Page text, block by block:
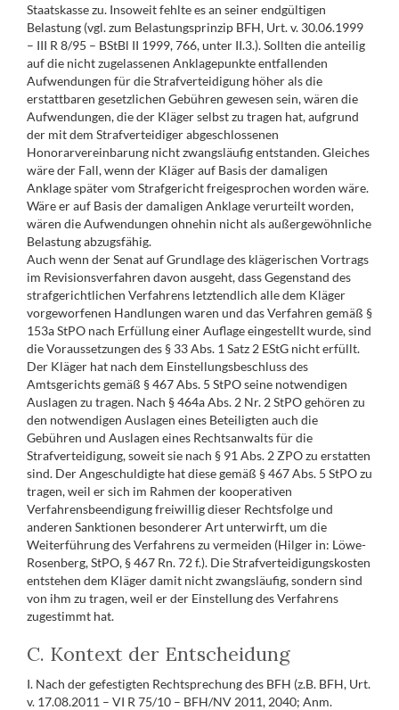
Staatskasse zu. Insoweit fehlte es an seiner endgültigen
Belastung (vgl. zum Belastungsprinzip BFH, Urt. v. 30.06.1999
– III R 8/95 – BStBl II 1999, 766, unter II.3.). Sollten die anteilig
auf die nicht zugelassenen Anklagepunkte entfallenden
Aufwendungen für die Strafverteidigung höher als die
erstattbaren gesetzlichen Gebühren gewesen sein, wären die
Aufwendungen, die der Kläger selbst zu tragen hat, aufgrund
der mit dem Strafverteidiger abgeschlossenen
Honorarvereinbarung nicht zwangsläufig entstanden. Gleiches
wäre der Fall, wenn der Kläger auf Basis der damaligen
Anklage später vom Strafgericht freigesprochen worden wäre.
Wäre er auf Basis der damaligen Anklage verurteilt worden,
wären die Aufwendungen ohnehin nicht als außergewöhnliche
Belastung abzugsfähig.
Auch wenn der Senat auf Grundlage des klägerischen Vortrags
im Revisionsverfahren davon ausgeht, dass Gegenstand des
strafgerichtlichen Verfahrens letztendlich alle dem Kläger
vorgeworfenen Handlungen waren und das Verfahren gemäß §
153a StPO nach Erfüllung einer Auflage eingestellt wurde, sind
die Voraussetzungen des § 33 Abs. 1 Satz 2 EStG nicht erfüllt.
Der Kläger hat nach dem Einstellungsbeschluss des
Amtsgerichts gemäß § 467 Abs. 5 StPO seine notwendigen
Auslagen zu tragen. Nach § 464a Abs. 2 Nr. 2 StPO gehören zu
den notwendigen Auslagen eines Beteiligten auch die
Gebühren und Auslagen eines Rechtsanwalts für die
Strafverteidigung, soweit sie nach § 91 Abs. 2 ZPO zu erstatten
sind. Der Angeschuldigte hat diese gemäß § 467 Abs. 5 StPO zu
tragen, weil er sich im Rahmen der kooperativen
Verfahrensbeendigung freiwillig dieser Rechtsfolge und
anderen Sanktionen besonderer Art unterwirft, um die
Weiterführung des Verfahrens zu vermeiden (Hilger in: Löwe-
Rosenberg, StPO, § 467 Rn. 72 f.). Die Strafverteidigungskosten
entstehen dem Kläger damit nicht zwangsläufig, sondern sind
von ihm zu tragen, weil er der Einstellung des Verfahrens
zugestimmt hat.
C. Kontext der Entscheidung
I. Nach der gefestigten Rechtsprechung des BFH (z.B. BFH, Urt.
v. 17.08.2011 – VI R 75/10 – BFH/NV 2011, 2040; Anm.